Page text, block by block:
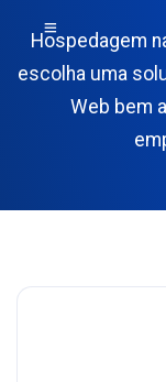
Hospedagem
escolha uma
Web bem